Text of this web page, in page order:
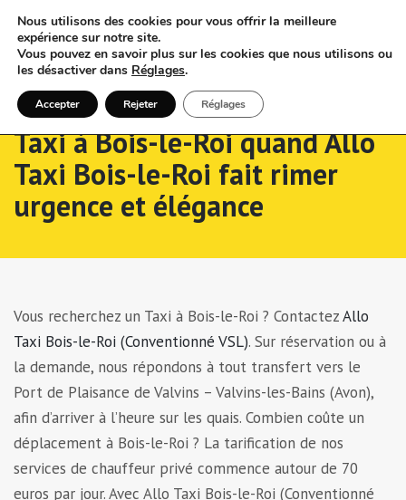
Taxi à Bois-le-Roi quand Allo
Taxi Bois-le-Roi fait rimer
urgence et élégance
Vous recherchez un Taxi à Bois-le-Roi ? ContactezAllo
Taxi Bois-le-Roi (Conventionné VSL). Sur réservation ou à
la demande, nous répondons à tout transfert vers le
Port de Plaisance de Valvins – Valvins-les-Bains (Avon),
afin d’arriver à l’heure sur les quais. Combien coûte un
déplacement à Bois-le-Roi ? La tarification de nos
services de chauffeur privé commence autour de 70
euros par jour. Avec Allo Taxi Bois-le-Roi (Conventionné
Nous utilisons des cookies pour vous offrir la meilleure
expérience sur notre site.
Vous pouvez en savoir plus sur les cookies que nous utilisons ou
les désactiver dans Réglages.
Accepter Rejeter Réglages